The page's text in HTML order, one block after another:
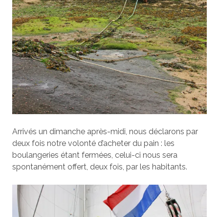
Arrivés un dimanche après-midi, nous déclarons par
deux fois notre volonté d’acheter du pain : les
boulangeries étant fermées, celui-ci nous sera
spontanément offert, deux fois, par les habitants.